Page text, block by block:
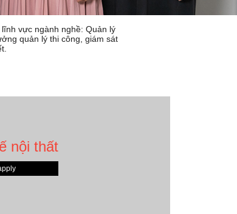
vực ngành nghề: Quản lý
quản lý thi công, giám sát
nội thất